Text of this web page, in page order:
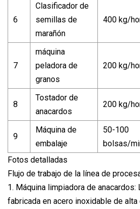
6
Clasificador de
semillas de
marañón
400 kg/
7
máquina
peladora de
granos
200 kg/
8
Tostador de
anacardos
200 kg/
9
Máquina de
embalaje
50-100
bolsas/
Fotos detalladas
Flujo de trabajo de la línea de
1. Máquina limpiadora de anacardos:
fabricada en acero inoxidable de alta